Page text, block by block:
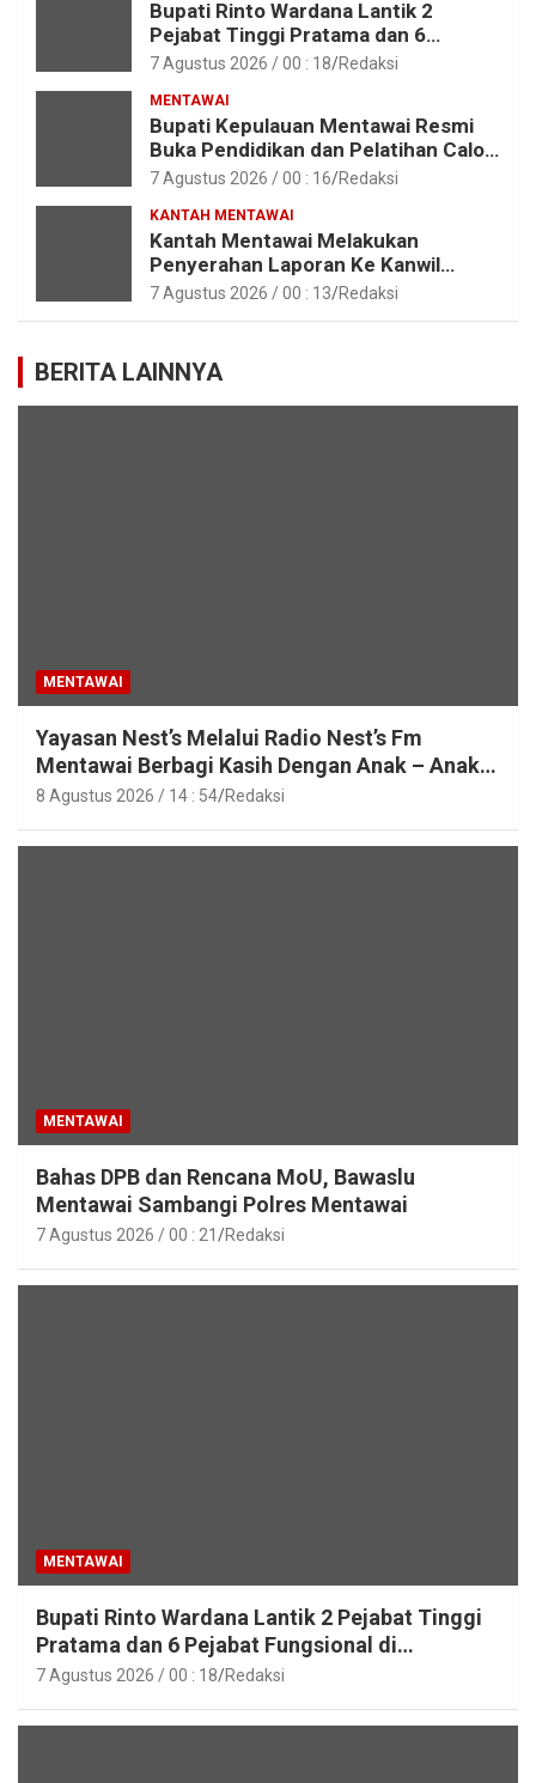
Bupati Rinto Wardana Lantik 2
Pejabat Tinggi Pratama dan 6
Pejabat Fungsional di Lingkungan
7 Agustus 2026 / 00 : 18 Redaksi
MENTAWAI
Bupati Kepulauan Mentawai Resmi
Buka Pendidikan dan Pelatihan Calon
Paskibraka Tahun 2026
7 Agustus 2026 / 00 : 16 Redaksi
KANTAH MENTAWAI
Kantah Mentawai Melakukan
Penyerahan Laporan Ke Kanwil
Kemen ATR/BPN RI Sumbar
7 Agustus 2026 / 00 : 13 Redaksi
BERITA LAINNYA
MENTAWAI
Yayasan Nest’s Melalui Radio Nest’s Fm
Mentawai Berbagi Kasih Dengan Anak – Anak
Asrama SMAN 2 Sipora
8 Agustus 2026 / 14 : 54 Redaksi
MENTAWAI
Bahas DPB dan Rencana MoU, Bawaslu
Mentawai Sambangi Polres Mentawai
7 Agustus 2026 / 00 : 21 Redaksi
MENTAWAI
Bupati Rinto Wardana Lantik 2 Pejabat Tinggi
Pratama dan 6 Pejabat Fungsional di
Lingkungan Pemkab Kepulauan Mentawai
7 Agustus 2026 / 00 : 18 Redaksi